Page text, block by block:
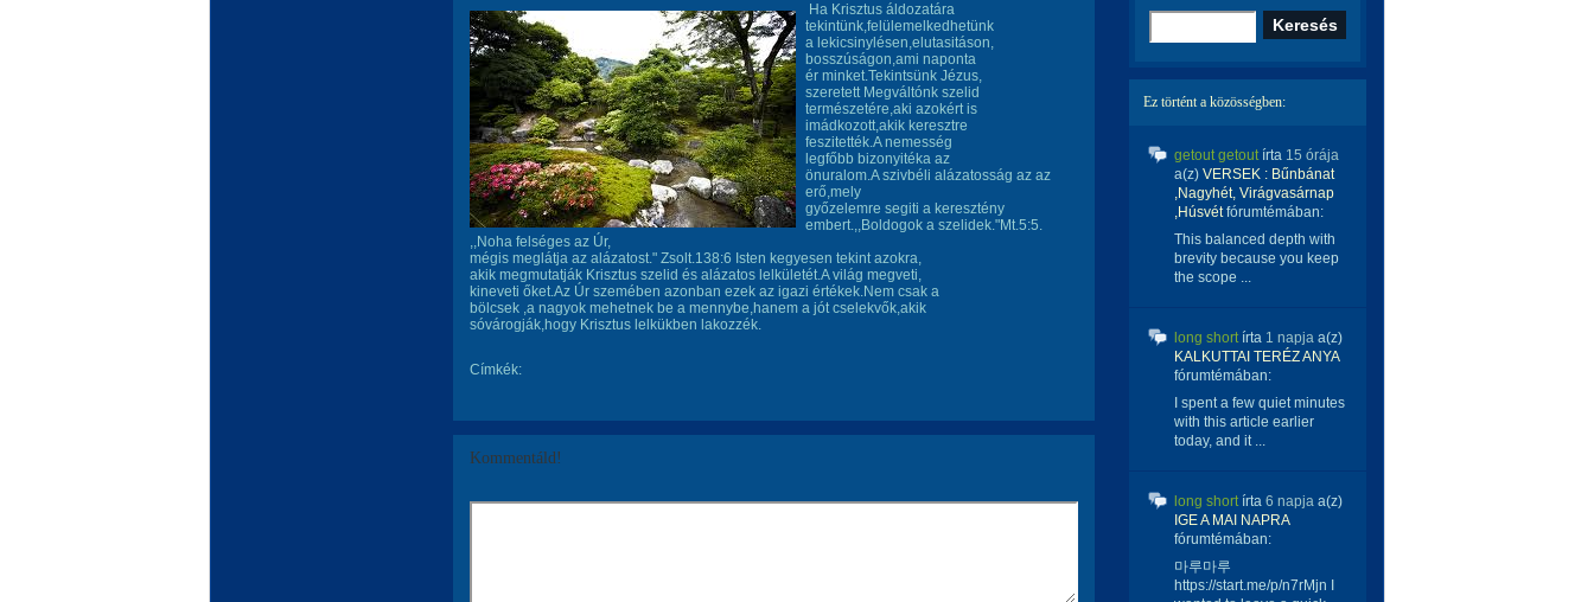
Ha Krisztus áldozatára
tekintünk,felülemelkedhetünk
a lekicsinylésen,elutasitáson,
bosszúságon,ami naponta
ér minket.Tekintsünk Jézus,
szeretett Megváltónk szelid
természetére,aki azokért is
imádkozott,akik keresztre
feszitették.A nemesség
legfőbb bizonyitéka az
önuralom.A szivbéli alázatosság az az
erő,mely
győzelemre segiti a keresztény
embert.,,Boldogok a szelidek."Mt.5:5.
,,Noha felséges az Úr,
mégis meglátja az alázatost." Zsolt.138:6 Isten kegyesen tekint azokra,
akik megmutatják Krisztus szelid és alázatos lelkületét.A világ megveti,
kineveti őket.Az Úr szemében azonban ezek az igazi értékek.Nem csak a
bölcsek ,a nagyok mehetnek be a mennybe,hanem a jót cselekvők,akik
sóvárogják,hogy Krisztus lelkükben lakozzék.
Címkék:
Kommentáld!
Ez történt a közösségben:
getout getoutírta 15 órája
a(z) VERSEK : Bűnbánat
,Nagyhét, Virágvasárnap
,Húsvétfórumtémában:
This balanced depth with
brevity because you keep
the scope ...
long shortírta 1 napja a(z)
KALKUTTAI TERÉZ ANYA
fórumtémában:
I spent a few quiet minutes
with this article earlier
today, and it ...
long shortírta 6 napja a(z)
IGE A MAI NAPRA
fórumtémában:
마루마루
https://start.me/p/n7rMjn I